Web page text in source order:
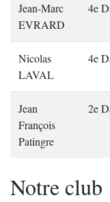
Jean-Marc
EVRARD
4e
Nicolas
LAVAL
4e
Jean
François
Patingre
2e
Notre club